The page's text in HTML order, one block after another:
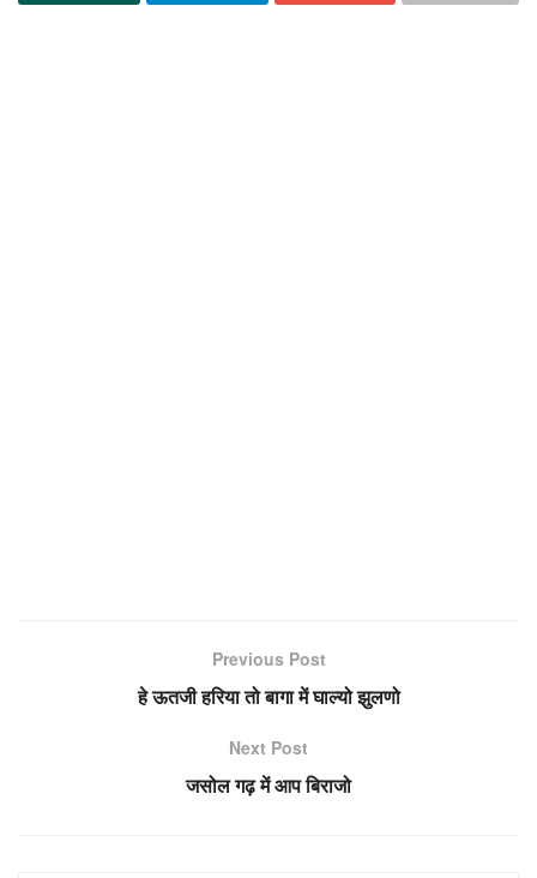
Previous Post
हे ऊतजी हरिया तो बागा में घाल्यो झुलणो
Next Post
जसोल गढ़ में आप बिराजो